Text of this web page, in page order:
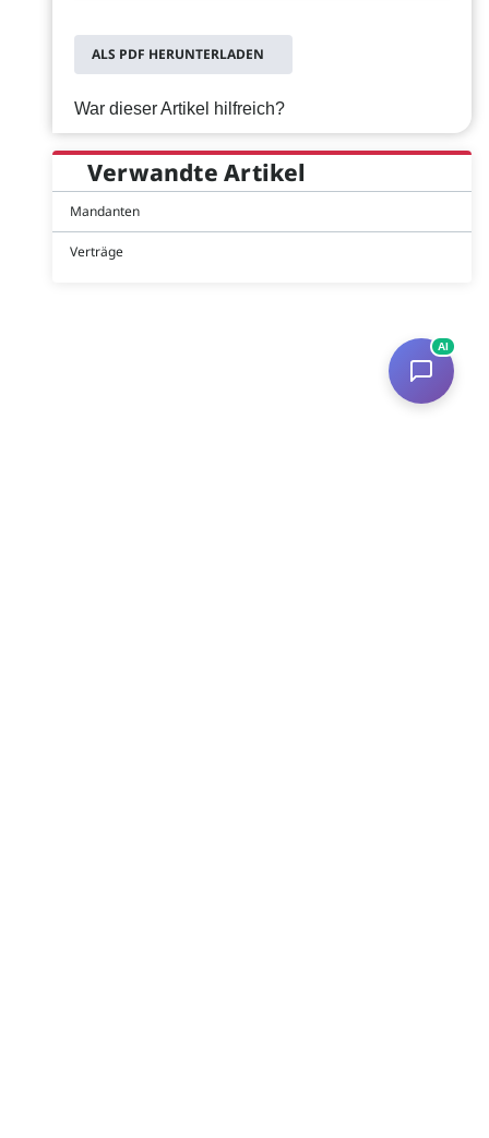
ALS PDF HERUNTERLADEN
War dieser Artikel hilfreich?
Verwandte Artikel
Mandanten
Verträge
AI